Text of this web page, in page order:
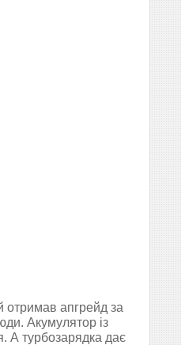
апгрейд за
Акумулятор із
А турбозарядка дає